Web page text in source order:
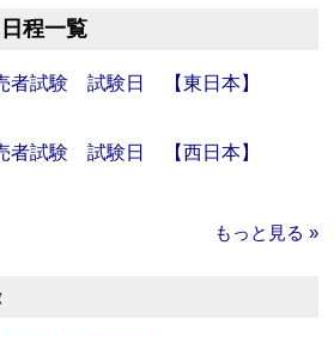
程一覧
者試験 試験日 【東日本】
者試験 試験日 【西日本】
もっと見る »